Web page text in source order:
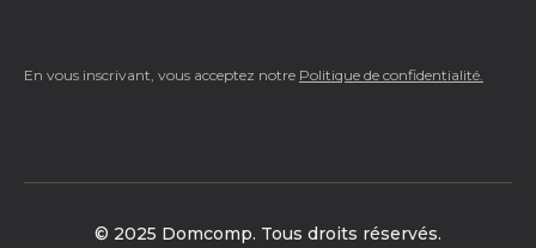
En vous inscrivant, vous acceptez notre Politique de confidentialité.
© 2025 Domcomp. Tous droits réservés.